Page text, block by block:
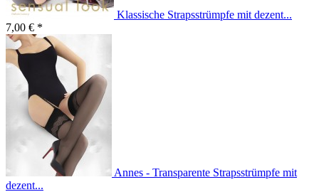
Klassische Strapsstrümpfe mit dezent...
7,00 € *
Annes - Transparente Strapsstrümpfe mit
dezent...